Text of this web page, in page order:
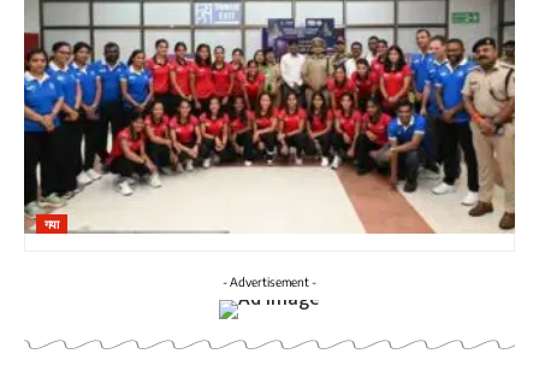
गया
- Advertisement -